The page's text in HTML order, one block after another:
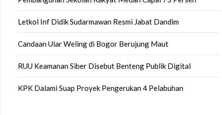
Letkol Inf Didik Sudarmawan Resmi Jabat Dandim
Candaan Ular Weling di Bogor Berujung Maut
RUU Keamanan Siber Disebut Benteng Publik Digital
KPK Dalami Suap Proyek Pengerukan 4 Pelabuhan